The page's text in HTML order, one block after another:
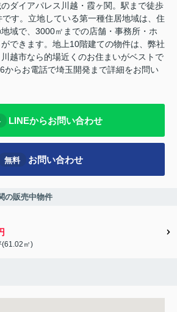
ダイアパレス川越・霞ヶ関。駅まで徒歩
す。立地している第一種住居地域は、住
域で、3000㎡までの店舗・事務所・ホ
できます。地上10階建ての物件は、弊社
越市なら的場近くのお住まいがベストで
からお電話で埼玉開発まで詳細をお問い
LINEからお問い合わせ
無料 お問い合わせ
の販売中物件
(61.02㎡)